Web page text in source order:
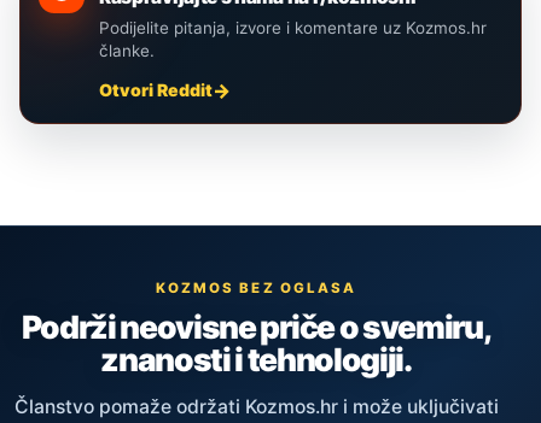
Podijelite pitanja, izvore i komentare uz Kozmos.hr
članke.
Otvori Reddit
KOZMOS BEZ OGLASA
Podrži neovisne priče o svemiru,
znanosti i tehnologiji.
Članstvo pomaže održati Kozmos.hr i može uključivati